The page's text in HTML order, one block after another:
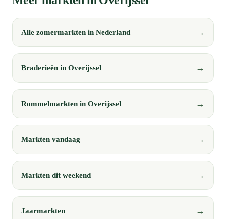
Alle zomermarkten in Nederland
Braderieën in Overijssel
Rommelmarkten in Overijssel
Markten vandaag
Markten dit weekend
Jaarmarkten